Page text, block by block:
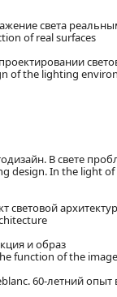
света
of real surfaces
of the lighting
В свете
design. In the light
световой
и образ
function of the image
60-летний